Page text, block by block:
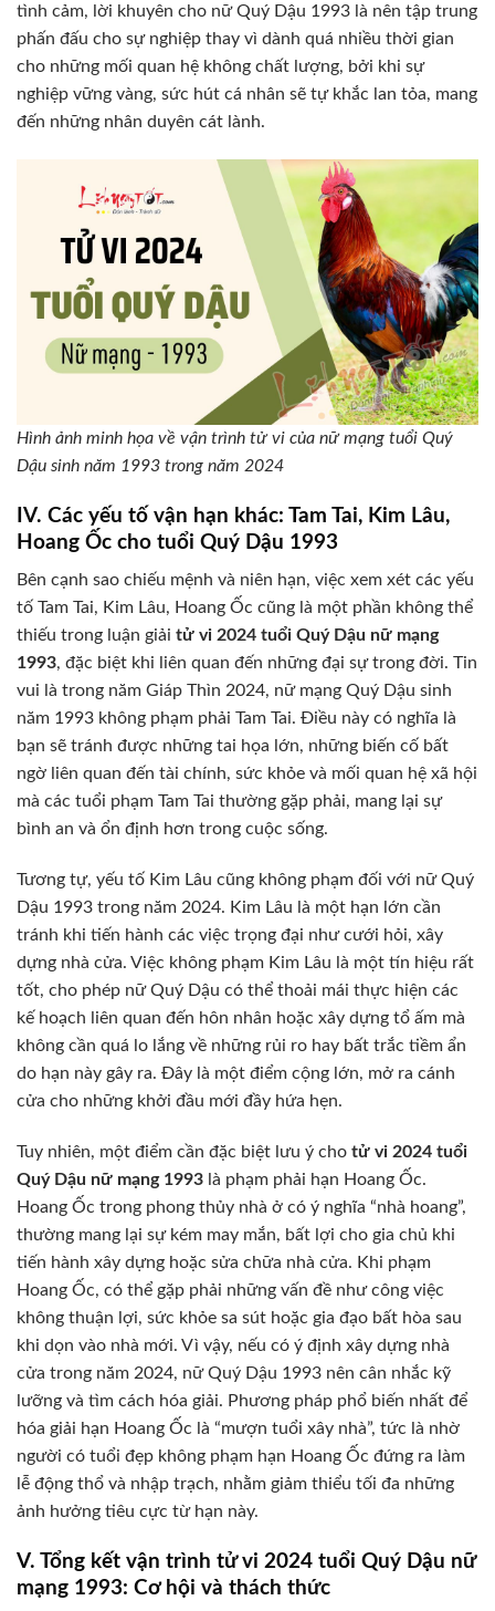
tình cảm, lời khuyên cho nữ Quý Dậu 1993 là nên tập trung
phấn đấu cho sự nghiệp thay vì dành quá nhiều thời gian
cho những mối quan hệ không chất lượng, bởi khi sự
nghiệp vững vàng, sức hút cá nhân sẽ tự khắc lan tỏa, mang
đến những nhân duyên cát lành.
Hình ảnh minh họa về vận trình tử vi của nữ mạng tuổi Quý
Dậu sinh năm 1993 trong năm 2024
IV. Các yếu tố vận hạn khác: Tam Tai, Kim Lâu,
Hoang Ốc cho tuổi Quý Dậu 1993
Bên cạnh sao chiếu mệnh và niên hạn, việc xem xét các yếu
tố Tam Tai, Kim Lâu, Hoang Ốc cũng là một phần không thể
thiếu trong luận giải tử vi 2024 tuổi Quý Dậu nữ mạng
1993, đặc biệt khi liên quan đến những đại sự trong đời. Tin
vui là trong năm Giáp Thìn 2024, nữ mạng Quý Dậu sinh
năm 1993 không phạm phải Tam Tai. Điều này có nghĩa là
bạn sẽ tránh được những tai họa lớn, những biến cố bất
ngờ liên quan đến tài chính, sức khỏe và mối quan hệ xã hội
mà các tuổi phạm Tam Tai thường gặp phải, mang lại sự
bình an và ổn định hơn trong cuộc sống.
Tương tự, yếu tố Kim Lâu cũng không phạm đối với nữ Quý
Dậu 1993 trong năm 2024. Kim Lâu là một hạn lớn cần
tránh khi tiến hành các việc trọng đại như cưới hỏi, xây
dựng nhà cửa. Việc không phạm Kim Lâu là một tín hiệu rất
tốt, cho phép nữ Quý Dậu có thể thoải mái thực hiện các
kế hoạch liên quan đến hôn nhân hoặc xây dựng tổ ấm mà
không cần quá lo lắng về những rủi ro hay bất trắc tiềm ẩn
do hạn này gây ra. Đây là một điểm cộng lớn, mở ra cánh
cửa cho những khởi đầu mới đầy hứa hẹn.
Tuy nhiên, một điểm cần đặc biệt lưu ý cho tử vi 2024 tuổi
Quý Dậu nữ mạng 1993 là phạm phải hạn Hoang Ốc.
Hoang Ốc trong phong thủy nhà ở có ý nghĩa “nhà hoang”,
thường mang lại sự kém may mắn, bất lợi cho gia chủ khi
tiến hành xây dựng hoặc sửa chữa nhà cửa. Khi phạm
Hoang Ốc, có thể gặp phải những vấn đề như công việc
không thuận lợi, sức khỏe sa sút hoặc gia đạo bất hòa sau
khi dọn vào nhà mới. Vì vậy, nếu có ý định xây dựng nhà
cửa trong năm 2024, nữ Quý Dậu 1993 nên cân nhắc kỹ
lưỡng và tìm cách hóa giải. Phương pháp phổ biến nhất để
hóa giải hạn Hoang Ốc là “mượn tuổi xây nhà”, tức là nhờ
người có tuổi đẹp không phạm hạn Hoang Ốc đứng ra làm
lễ động thổ và nhập trạch, nhằm giảm thiểu tối đa những
ảnh hưởng tiêu cực từ hạn này.
V. Tổng kết vận trình tử vi 2024 tuổi Quý Dậu nữ
mạng 1993: Cơ hội và thách thức